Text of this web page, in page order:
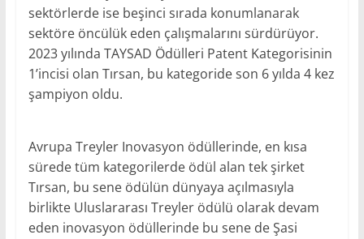
sektörlerde ise beşinci sırada konumlanarak
sektöre öncülük eden çalışmalarını sürdürüyor.
2023 yılında TAYSAD Ödülleri Patent Kategorisinin
1’incisi olan Tırsan, bu kategoride son 6 yılda 4 kez
şampiyon oldu.
Avrupa Treyler Inovasyon ödüllerinde, en kısa
sürede tüm kategorilerde ödül alan tek şirket
Tırsan, bu sene ödülün dünyaya açılmasıyla
birlikte Uluslararası Treyler ödülü olarak devam
eden inovasyon ödüllerinde bu sene de Şasi